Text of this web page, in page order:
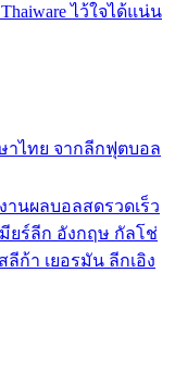
ไว้ใจได้แน่น
าไทย จากลีกฟุตบอล
านผลบอลสดรวดเร็ว
ยร์ลีก อังกฤษ กัลโช่
ลีก้า เยอรมัน ลีกเอิง